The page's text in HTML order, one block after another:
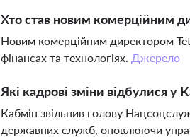
Хто став новим комерційним
Новим комерційним директором
фінансах та технологіях. Джерело
Які кадрові зміни відбулися у
Кабмін звільнив голову
державних служб, оновлюючи